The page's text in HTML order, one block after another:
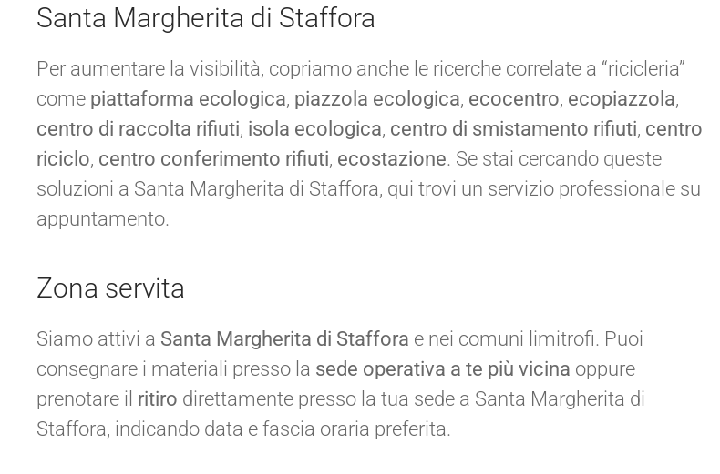
Santa Margherita di Staffora
Per aumentare la visibilità, copriamo anche le ricerche correlate a “ricicleria”
come piattaforma ecologica, piazzola ecologica, ecocentro, ecopiazzola,
centro di raccolta rifiuti, isola ecologica, centro di smistamento rifiuti, centro
riciclo, centro conferimento rifiuti, ecostazione. Se stai cercando queste
soluzioni a Santa Margherita di Staffora, qui trovi un servizio professionale su
appuntamento.
Zona servita
Siamo attivi a Santa Margherita di Staffora e nei comuni limitrofi. Puoi
consegnare i materiali presso la sede operativa a te più vicina oppure
prenotare il ritiro direttamente presso la tua sede a Santa Margherita di
Staffora, indicando data e fascia oraria preferita.